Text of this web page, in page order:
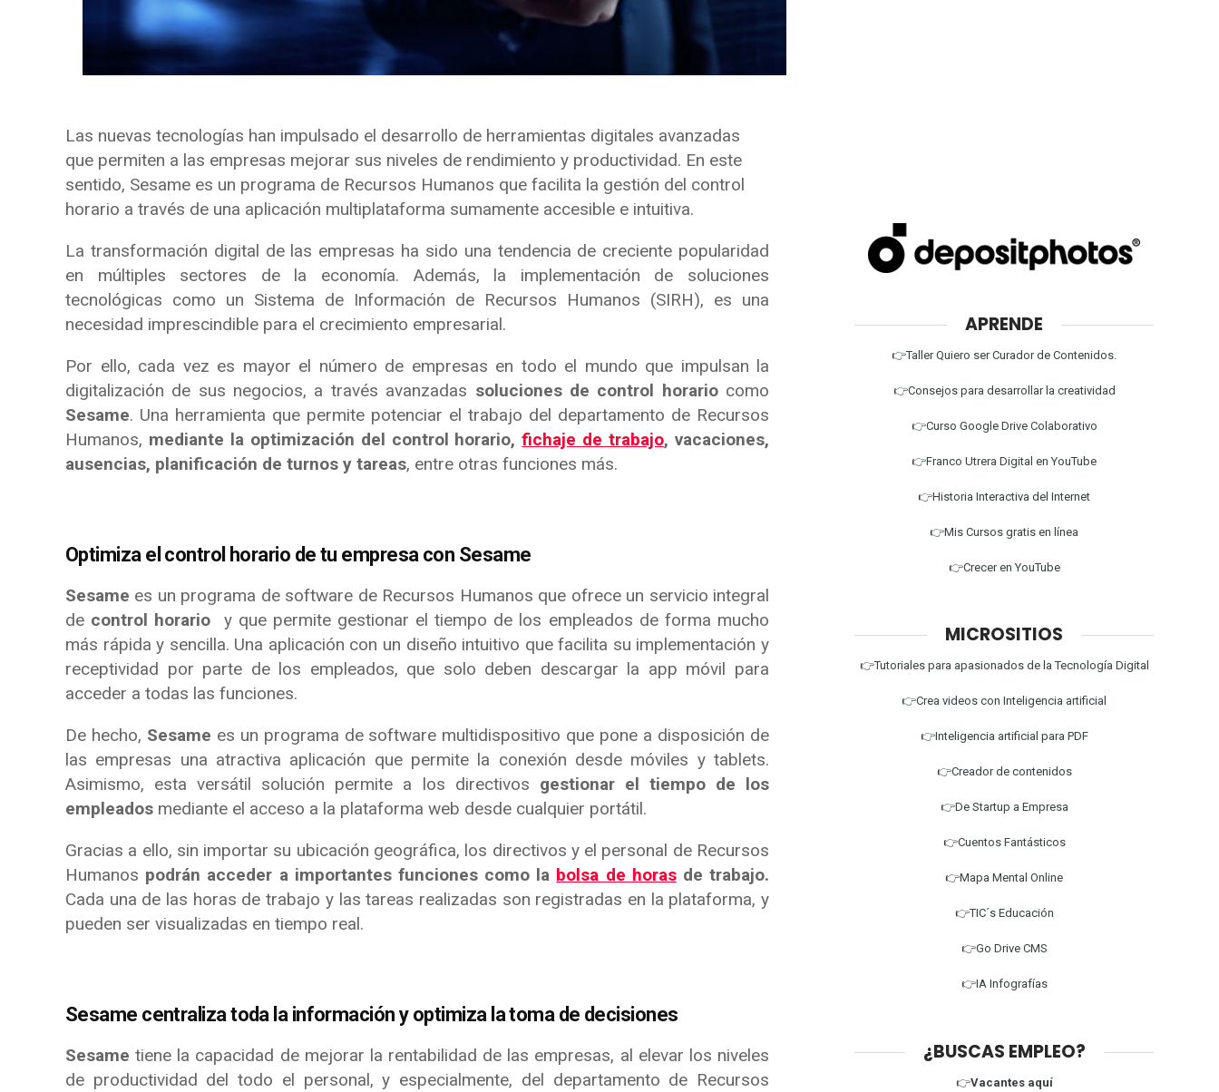
Las nuevas tecnologías han impulsado el desarrollo de herramientas digitales avanzadas
que permiten a las empresas mejorar sus niveles de rendimiento y productividad. En este
sentido, Sesame es un programa de Recursos Humanos que facilita la gestión del control
horario a través de una aplicación multiplataforma sumamente accesible e intuitiva.
La transformación digital de las empresas ha sido una tendencia de creciente popularidad
en múltiples sectores de la economía. Además, la implementación de soluciones
tecnológicas como un Sistema de Información de Recursos Humanos (SIRH), es una
necesidad imprescindible para el crecimiento empresarial.
Por ello, cada vez es mayor el número de empresas en todo el mundo que impulsan la
digitalización de sus negocios, a través avanzadas soluciones de control horariocomo
Sesame. Una herramienta que permite potenciar el trabajo del departamento de Recursos
Humanos, mediante la optimización del control horario, fichaje de trabajo, vacaciones,
ausencias, planificación de turnos y tareas, entre otras funciones más.
Optimiza el control horario de tu empresa con Sesame
Sesame es un programa de software de Recursos Humanos que ofrece un servicio integral
de control horario
y que permite gestionar el tiempo de los empleados de forma mucho
más rápida y sencilla. Una aplicación con un diseño intuitivo que facilita su implementación y
receptividad por parte de los empleados, que solo deben descargar la app móvil para
acceder a todas las funciones.
De hecho, Sesame es un programa de software multidispositivo que pone a disposición de
las empresas una atractiva aplicación que permite la conexión desde móviles y tablets.
Asimismo, esta versátil solución permite a los directivos gestionar el tiempo de los
empleados mediante el acceso a la plataforma web desde cualquier portátil.
Gracias a ello, sin importar su ubicación geográfica, los directivos y el personal de Recursos
Humanos podrán acceder a importantes funciones como la bolsa de horasde trabajo.
Cada una de las horas de trabajo y las tareas realizadas son registradas en la plataforma, y
pueden ser visualizadas en tiempo real.
Sesame centraliza toda la información y optimiza la toma de decisiones
Sesame tiene la capacidad de mejorar la rentabilidad de las empresas, al elevar los niveles
de productividad del todo el personal, y especialmente, del departamento de Recursos
APRENDE
👉Taller Quiero ser Curador de Contenidos.
👉Consejos para desarrollar la creatividad
👉Curso Google Drive Colaborativo
👉Franco Utrera Digital en YouTube
👉Historia Interactiva del Internet
👉Mis Cursos gratis en línea
👉Crecer en YouTube
MICROSITIOS
👉Tutoriales para apasionados de la Tecnología Digital
👉Crea videos con Inteligencia artificial
👉Inteligencia artificial para PDF
👉Creador de contenidos
👉De Startup a Empresa
👉Cuentos Fantásticos
👉Mapa Mental Online
👉TIC´s Educación
👉Go Drive CMS
👉IA Infografías
¿BUSCAS EMPLEO?
👉Vacantes aquí